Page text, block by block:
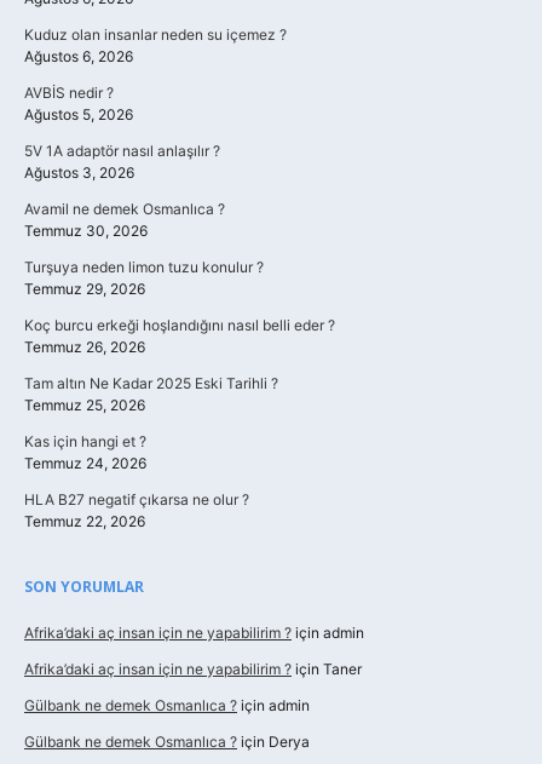
Kuduz olan insanlar neden su içemez ?
Ağustos 6, 2026
AVBİS nedir ?
Ağustos 5, 2026
5V 1A adaptör nasıl anlaşılır ?
Ağustos 3, 2026
Avamil ne demek Osmanlıca ?
Temmuz 30, 2026
Turşuya neden limon tuzu konulur ?
Temmuz 29, 2026
Koç burcu erkeği hoşlandığını nasıl belli eder ?
Temmuz 26, 2026
Tam altın Ne Kadar 2025 Eski Tarihli ?
Temmuz 25, 2026
Kas için hangi et ?
Temmuz 24, 2026
HLA B27 negatif çıkarsa ne olur ?
Temmuz 22, 2026
SON YORUMLAR
Afrika’daki aç insan için ne yapabilirim ? için admin
Afrika’daki aç insan için ne yapabilirim ? için Taner
Gülbank ne demek Osmanlıca ? için admin
Gülbank ne demek Osmanlıca ? için Derya